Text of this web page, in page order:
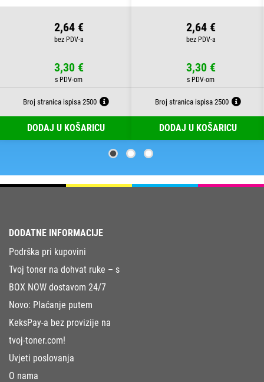
2,64 €
3,30 €
Broj stranica ispisa 2500
DODAJ U KOŠARICU
2,64 €
3,30 €
Broj stranica ispisa 2500
DODAJ U KOŠARICU
DODATNE INFORMACIJE
Podrška pri kupovini
Tvoj toner na dohvat ruke – s
BOX NOW dostavom 24/7
Novo: Plaćanje putem
KeksPay-a bez provizije na
tvoj-toner.com!
Uvjeti poslovanja
O nama